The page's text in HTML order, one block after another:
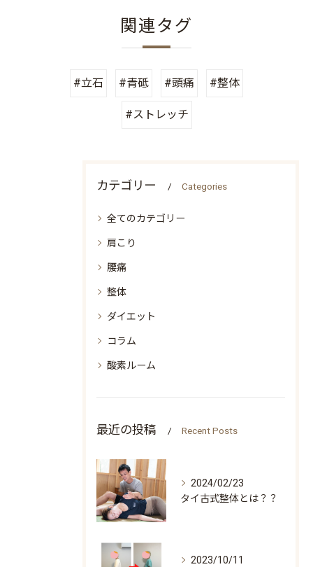
関連タグ
#立石 #青砥 #頭痛 #整体
#ストレッチ
カテゴリー Categories
全てのカテゴリー
肩こり
腰痛
整体
ダイエット
コラム
酸素ルーム
最近の投稿 Recent Posts
2024/02/23
タイ古式整体とは？？
2023/10/11